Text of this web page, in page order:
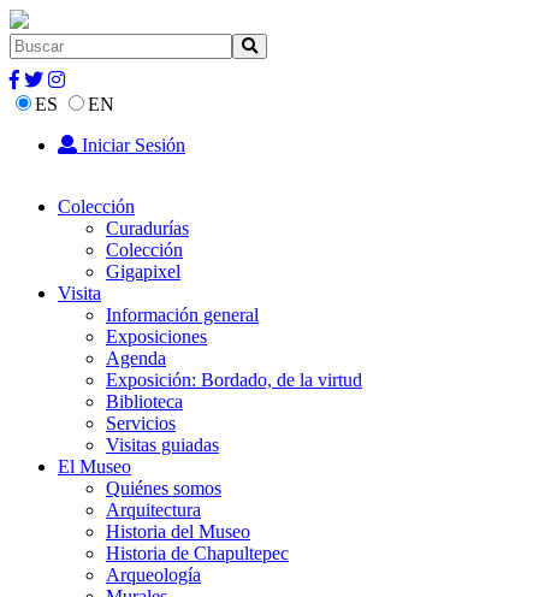
ES
EN
Iniciar Sesión
Colección
Curadurías
Colección
Gigapixel
Visita
Información general
Exposiciones
Agenda
Exposición: Bordado, de la virtud
Biblioteca
Servicios
Visitas guiadas
El Museo
Quiénes somos
Arquitectura
Historia del Museo
Historia de Chapultepec
Arqueología